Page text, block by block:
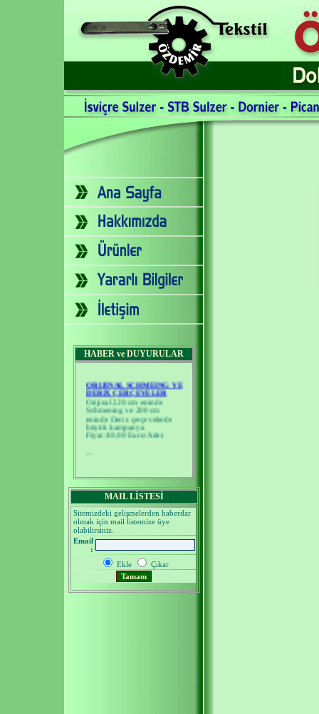
HABER ve DUYURULAR
DERIX ÇERÇEVELER
Orijinal 220 cm eninde
Schmening ve 200 cm
eninde Derix çerçevelerde
büyük kampanya.
Fiyat: 80,00 Euro/Adet.
MAIL LİSTESİ
Sitemizdeki gelişmelerden haberdar
olmak için mail listemize üye
olabilirsiniz.
Email
:
Ekle
Çıkar